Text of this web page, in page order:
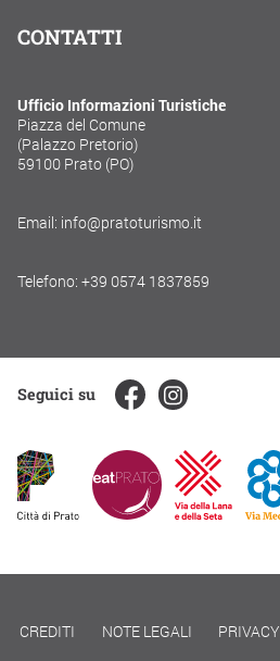
CONTATTI
Ufficio Informazioni Turistiche
Piazza del Comune
(Palazzo Pretorio)
59100 Prato (PO)
Email: info@pratoturismo.it
Telefono: +39 0574 1837859
Seguici su
CREDITI NOTE LEGALI
PRIVACY